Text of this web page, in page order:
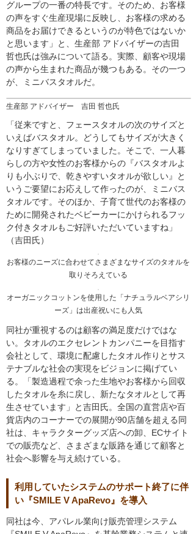
生産部 アドバイザー 吉田 哲也氏
グループの一番の特長です。そのため、お客様
の声をすぐ生産現場に反映し、お客様の求める
商品をお届けできるというのが特色ではないか
と思います」と、生産部 アドバイザーの吉田
哲也氏は強みについて語る。実際、顧客や現場
の声から生まれた商品が幾つもある。その一つ
が、ミニバスタオルだ。
「従来ですと、フェースタオルの次のサイズと
いえばバスタオル。どうしてもサイズが大きく
なりすぎてしまっていました。そこで、一人暮
らしの方や女性のお客様からの『バスタオルよ
りも小ぶりで、乾きやすいタオルが欲しい』と
いうご要望にお応えして作ったのが、ミニバス
タオルです。そのほか、子育て世代のお客様の
ために開発されたベビーカーにかけられるフッ
ク付きタオルもご好評いただいていますね」
（吉田氏）
お客様のニーズに合わせてさまざまなサイズのタオルを
取りそろえている
オーガニックコットンを使用した「ナチュラルベアシリ
ーズ」は出産祝いにも人気
同社が重視するのは顧客の満足度だけではな
い。タオルのエクセレントカンパニーを目指す
会社として、環境に配慮したタオル作りとサス
テナブルな社会の実現をビジョンに掲げてい
る。「製造過程で余った生地やお客様から回収
したタオルを糸に戻し、新たなタオルとして再
生させています」と吉田氏。全国の直営店や百
貨店内のコーナーでの展開が90店舗を超える同
社は、キャラクターグッズ店への卸、ECサイト
での販売など、さまざまな販路を通じて顧客と
社会へ影響を与え続けている。
利用していたシステムのサポート終了に伴
い『SMILE V ApaRevo』を導入
同社は今、アパレル業向け販売管理システム